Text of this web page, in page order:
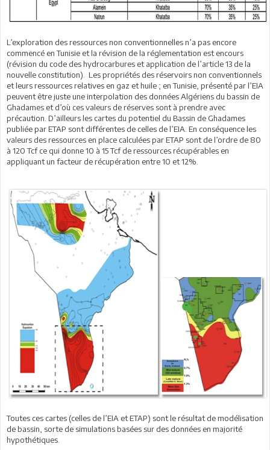
L’exploration des ressources non conventionnelles n’a pas encore
commencé en Tunisie et la révision de la réglementation est encours
(révision du code des hydrocarbures et application de l’article 13 de la
nouvelle constitution). Les propriétés des réservoirs non conventionnels
et leurs ressources relatives en gaz et huile ; en Tunisie, présenté par l’EIA
peuvent être juste une interpolation des données Algériens du bassin de
Ghadames et d’où ces valeurs de réserves sont à prendre avec
précaution. D’ailleurs les cartes du potentiel du Bassin de Ghadames
publiée par ETAP sont différentes de celles de l’EIA. En conséquence les
valeurs des ressources en place calculées par ETAP sont de l’ordre de 80
à 120 Tcf ce qui donne 10 à 15 Tcf de ressources récupérables en
appliquant un facteur de récupération entre 10 et 12%.
Toutes ces cartes (celles de l’EIA et ETAP) sont le résultat de modélisation
de bassin, sorte de simulations basées sur des données en majorité
hypothétiques.